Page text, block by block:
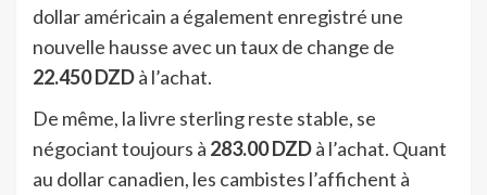
dollar américain a également enregistré une
nouvelle hausse avec un taux de change de
22.450 DZDà l’achat.
De même, la livre sterling reste stable, se
négociant toujours à 283.00 DZDà l’achat. Quant
au dollar canadien, les cambistes l’affichent à